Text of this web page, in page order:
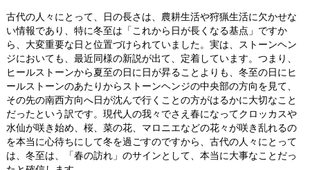
古代の人々にとって、日の長さは、農耕生活や狩猟生活に欠かせな
い情報であり、特に冬至は「これから日が長くなる基点」ですか
ら、大変重要な日と位置づけられていました。実は、ストーンヘン
ジにおいても、最近同様の新説が出て、定着しています。つまり、
ヒールストーンから夏至の日に日が昇ることよりも、冬至の日にヒ
ールストーンのあたりからストーンヘンジの中央部の方向を見て、
その先の南西方向へ日が沈んで行くことの方がはるかに大切なこと
だったという訳です。現代人の我々でさえ春になってクロッカスや
水仙が咲き始め、桜、菜の花、マロニエなどの花々が咲き乱れるの
を本当に心待ちにして冬を過ごすのですから、古代の人々にとって
は、冬至は、「春の訪れ」のサインとして、本当に大事なことだっ